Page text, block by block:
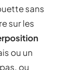
sans
sur les
ou un
ou